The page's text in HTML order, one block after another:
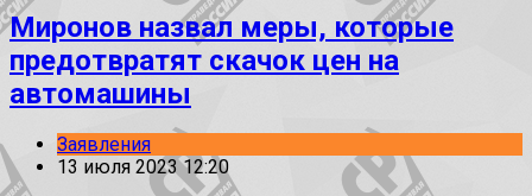
Миронов назвал меры, которые
предотвратят скачок цен на
автомашины
Заявления
13 июля 2023 12:20